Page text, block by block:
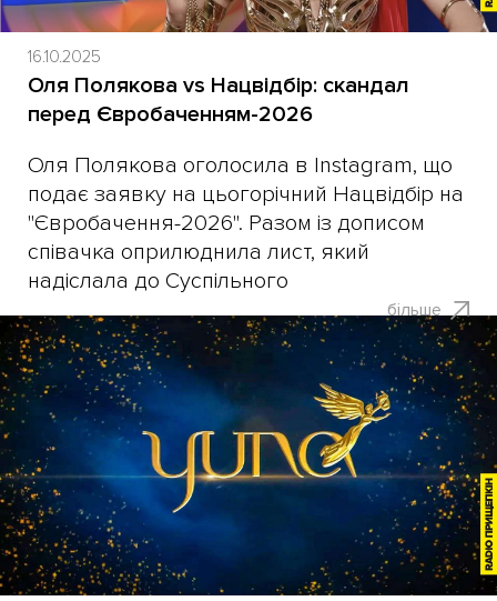
16.10.2025
Оля Полякова vs Нацвідбір: скандал
перед Євробаченням-2026
Оля Полякова оголосила в Instagram, що
подає заявку на цьогорічний Нацвідбір на
"Євробачення-2026". Разом із дописом
співачка оприлюднила лист, який
надіслала до Суспільного
більше